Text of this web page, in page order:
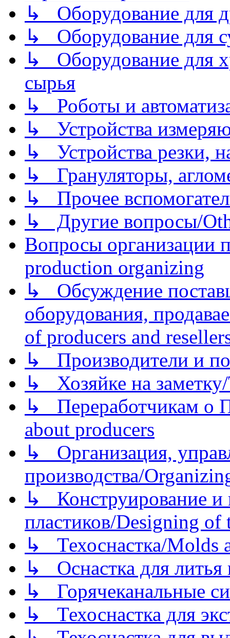
↳ Оборудование для
↳ Оборудование для
↳ Оборудование для
сырья
↳ Роботы и
↳ Устройства
↳ Устройства резки,
↳ Грануляторы,
↳ Прочее
↳ Другие вопросы/
Вопросы организации
production organizing
↳ Обсуждение
оборудования,
of producers and
↳ Производители и
↳ Хозяйке на
↳ Переработчикам о
about producers
↳ Организация,
производства/
↳ Конструирование и
пластиков/Designing of
↳ Техоснастка/Molds
↳ Оснастка для литья
↳ Горячеканальные
↳ Техоснастка для